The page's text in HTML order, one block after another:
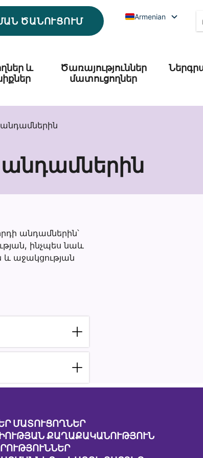
ԾԱՆՈՒՑՈՒՄ Armenian
և
Ծառայություններ
մատուցողներ
անդամներին
անդամներին
անդամներին՝
ինչպես նաև
և աջակցության
ՄԱՏՈՒՑՈՂՆԵՐ
ՔԱՂԱՔԱԿԱՆՈՒԹՅՈՒՆ